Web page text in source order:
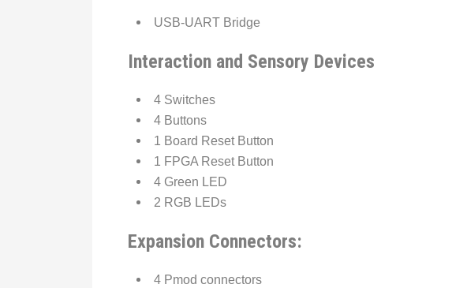
USB-UART Bridge
Interaction and Sensory Devices
4 Switches
4 Buttons
1 Board Reset Button
1 FPGA Reset Button
4 Green LED
2 RGB LEDs
Expansion Connectors:
4 Pmod connectors